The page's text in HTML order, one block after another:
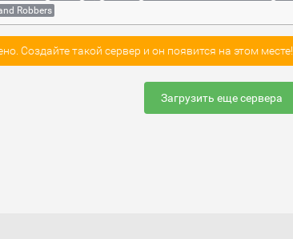
Robbers
Создайте такой сервер и он появится на этом месте!
Загрузить еще сервера